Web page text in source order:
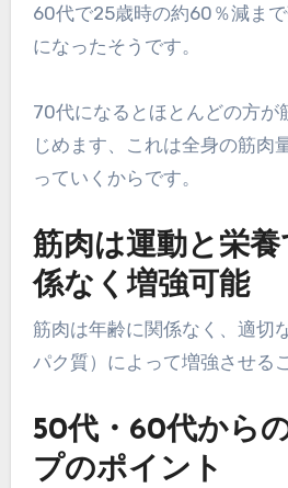
60代で25歳時の約60％減ま
になったそうです。
70代になるとほとんどの方が
じめます、これは全身の筋肉
っていくからです。
筋肉は運動と栄養
係なく増強可能
筋肉は年齢に関係なく、適切
パク質）によって増強させる
50代・60代から
プのポイント